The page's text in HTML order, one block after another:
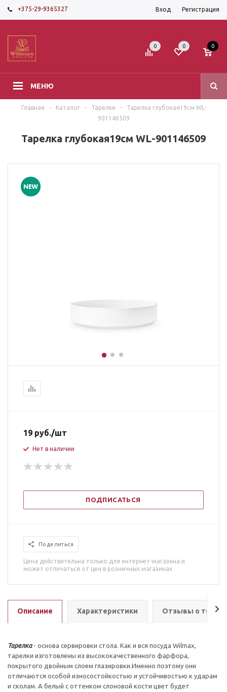
+375-29-9365327 Вход Регистрация
МЕНЮ
0 0 0
Главная - Каталог - Тарелки -
Тарелка глубокая19см WL-
901146509
Тарелка глубокая19см WL-901146509
19 руб./шт
Нет в наличии
ПОДПИСАТЬСЯ
Поделиться
Цена действительна только для интернет-магазина и
может отличаться от цен в розничных магазинах
Описание Характеристики Отзывы о
Тарелка - основа сервировки стола. Как и вся посуда Wilmax,
тарелки изготовлены из высококачественного фарфора,
покрытого двойным слоем глазировки.Именно поэтому они
отличаются особой износостойкостью и устойчивостью к ударам
и сколам. А белый с оттенком слоновой кости цвет будет